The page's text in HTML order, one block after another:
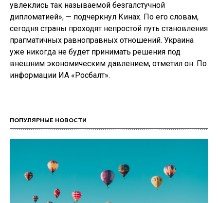
увлеклись так называемой безгалстучной
дипломатией», — подчеркнул Кинах. По его словам,
сегодня страны проходят непростой путь становления
прагматичных равноправных отношений. Украина
уже никогда не будет принимать решения под
внешним экономическим давлением, отметил он. По
информации ИА «Росбалт».
ПОПУЛЯРНЫЕ НОВОСТИ